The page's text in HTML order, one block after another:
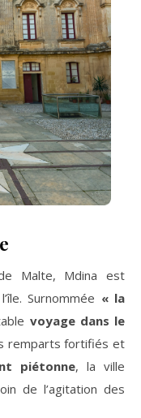
Malte, Mdina est
Surnommée « la
voyage dans le
remparts fortifiés et
piétonne, la ville
de l’agitation des